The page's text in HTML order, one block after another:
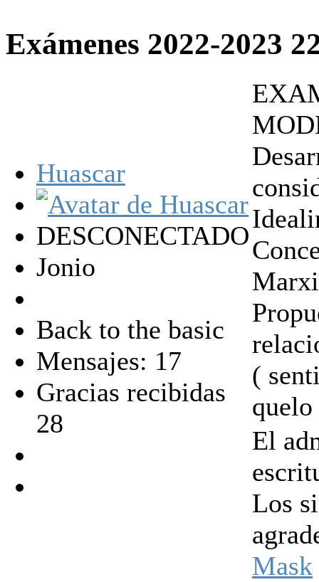
Exámenes 2022-2023
Huascar
DESCONECTADO
Jonio
Back to the basic
Mensajes: 17
Gracias recibidas
28
(
El
Los
Mask